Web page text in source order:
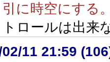
引に時空にする
トロールは出来
11 21:59